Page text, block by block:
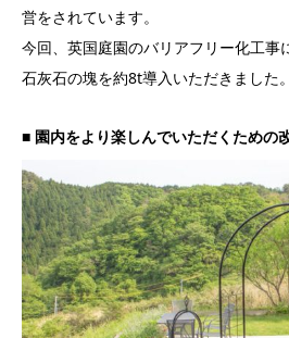
営をされています。
今回、英国庭園のバリアフリー化工事
石灰石の塊を約8t導入いただきました。
■ 園内をより楽しんでいただくための